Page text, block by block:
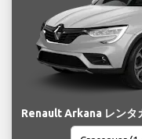
Renault Arkana レンタ